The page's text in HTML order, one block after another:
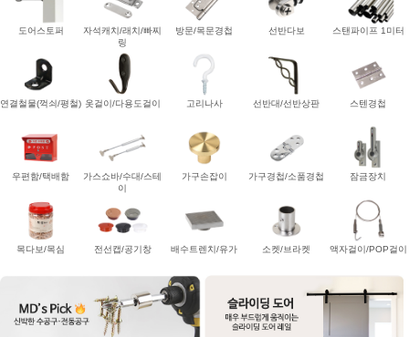
도어스토퍼
자석캐치/래치/빠찌
링
방문/목문경첩 선반다보 스탠파이프 1미터
연결철물(꺽쇠/평철) 옷걸이/다용도걸이 고리나사 선반대/선반상판 스텐경첩
우편함/택배함
가스쇼바/수대/스테
이
가구손잡이 가구경첩/소품경첩 잠금장치
목다보/목심 전선캡/공기창 배수트렌치/유가 소켓/브라켓 액자걸이/POP걸이